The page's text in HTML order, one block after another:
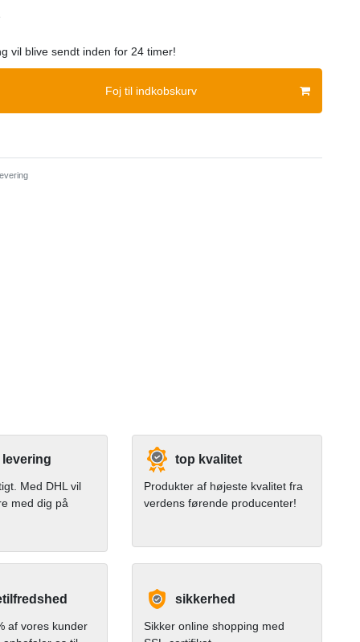
vil blive sendt inden for 24 timer!
Foj til indkobskurv
levering
Med DHL vil
med dig på
top kvalitet
Produkter af højeste kvalitet fra
verdens førende producenter!
af vores kunder
sikkerhed
Sikker online shopping med